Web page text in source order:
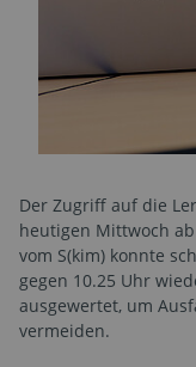
Der Zugriff auf die
heutigen Mittwoch
vom S(kim) konnte
gegen 10.25 Uhr
ausgewertet, um
vermeiden.